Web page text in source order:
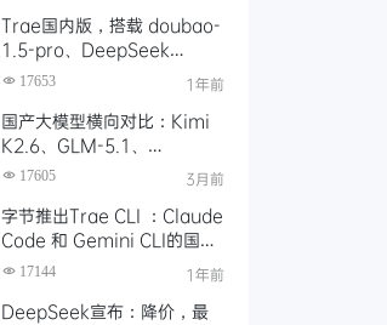
Trae国内版，搭载 doubao-
1.5-pro、DeepSeek
R1/V3模型，对比 Trae 国际
17653 1年前
国产大模型横向对比：Kimi
K2.6、GLM-5.1、
Qwen3、MiniMax M2 四
17605 3月前
字节推出Trae CLI ：Claude
Code 和 Gemini CLI的国产
平替 ？手把手教你如何安装
17144 1年前
DeepSeek宣布：降价，最